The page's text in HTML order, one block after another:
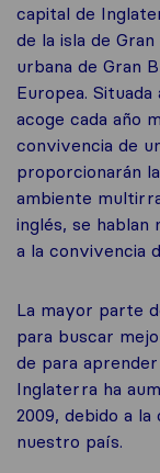
capital de
de la isla de
urbana de Gran
Europea.
acoge cada año
convivencia de
proporcionarán
ambiente
inglés, se hablan
a la convivencia
La mayor parte
para buscar
de para
Inglaterra ha
2009, debido a
nuestro país.